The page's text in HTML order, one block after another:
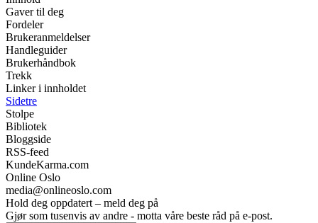
Gaver til deg
Fordeler
Brukeranmeldelser
Handleguider
Brukerhåndbok
Trekk
Linker i innholdet
Sidetre
Stolpe
Bibliotek
Bloggside
RSS-feed
KundeKarma.com
Online Oslo
media@onlineoslo.com
Hold deg oppdatert – meld deg på
Gjør som tusenvis av andre - motta våre beste råd på e-post.